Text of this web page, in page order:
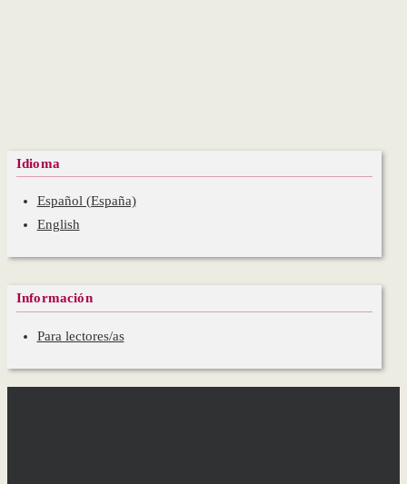
Idioma
Español (España)
English
Información
Para lectores/as